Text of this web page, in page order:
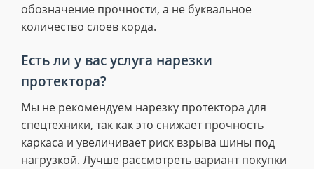
обозначение прочности, а не буквальное
количество слоев корда.
Есть ли у вас услуга нарезки
протектора?
Мы не рекомендуем нарезку протектора для
спецтехники, так как это снижает прочность
каркаса и увеличивает риск взрыва шины под
нагрузкой. Лучше рассмотреть вариант покупки